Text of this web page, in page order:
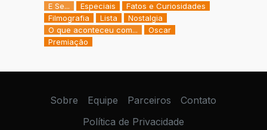
E Se...
Especiais
Fatos e Curiosidades
Filmografia
Lista
Nostalgia
O que aconteceu com...
Oscar
Premiação
Sobre Equipe Parceiros
Contato
Política de Privacidade